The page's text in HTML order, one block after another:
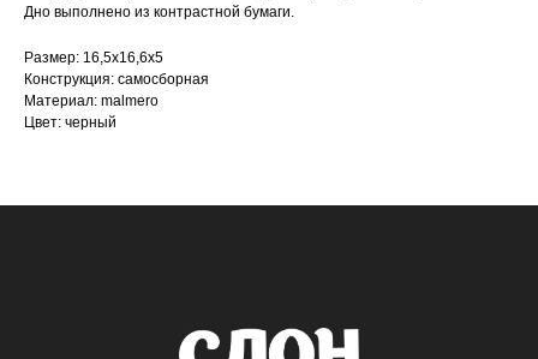
Дно выполнено из контрастной бумаги.
Размер: 16,5х16,6х5
Конструкция: самосборная
Материал: malmero
Цвет: черный